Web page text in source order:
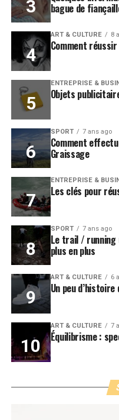
bague de
ART & CULTURE 8
Comment
ENTREPRISE &
Objets
SPORT 7 ans ago
Comment
Graissage
ENTREPRISE &
Les clés pour
SPORT 7 ans ago
Le trail / running
plus en plus
ART & CULTURE 6
Un peu
ART & CULTURE 7
Équilibrisme :